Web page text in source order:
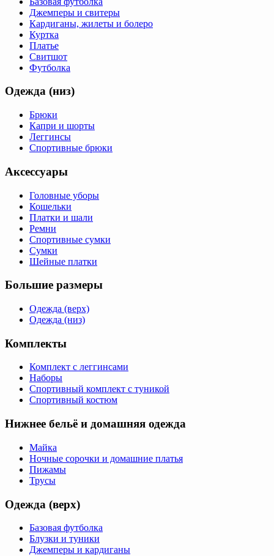
Джемперы и свитеры
Кардиганы, жилеты и болеро
Куртка
Платье
Свитшот
Футболка
Одежда (низ)
Брюки
Капри и шорты
Леггинсы
Спортивные брюки
Аксессуары
Головные уборы
Кошельки
Платки и шали
Ремни
Спортивные сумки
Сумки
Шейные платки
Большие размеры
Одежда (верх)
Одежда (низ)
Комплекты
Комплект с леггинсами
Наборы
Спортивный комплект с туникой
Спортивный костюм
Нижнее бельё и домашняя одежда
Майка
Ночные сорочки и домашние платья
Пижамы
Трусы
Одежда (верх)
Базовая футболка
Блузки и туники
Джемперы и кардиганы